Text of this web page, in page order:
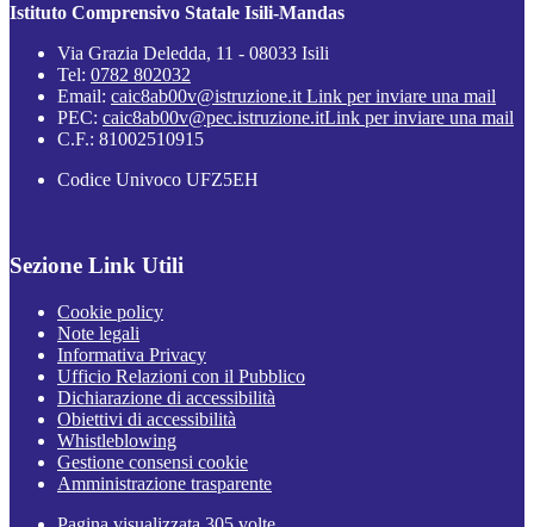
Istituto Comprensivo Statale Isili-Mandas
Via Grazia Deledda, 11 - 08033 Isili
Tel: 0782 802032
Email: caic8ab00v@istruzione.it Link per inviare una mail
PEC: caic8ab00v@pec.istruzione.itLink per inviare una mail
C.F.: 81002510915
Codice Univoco UFZ5EH
Sezione Link Utili
Cookie policy
Note legali
Informativa Privacy
Ufficio Relazioni con il Pubblico
Dichiarazione di accessibilità
Obiettivi di accessibilità
Whistleblowing
Gestione consensi cookie
Amministrazione trasparente